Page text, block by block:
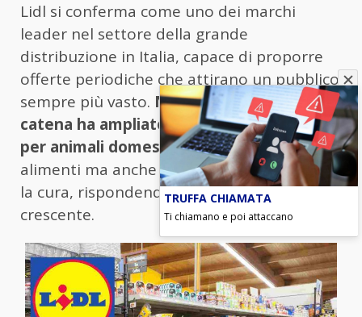
Lidl si conferma come uno dei marchi
leader nel settore della grande
distribuzione in Italia, capace di proporre
offerte periodiche che attirano un pubblico
sempre più vasto. Negli ultimi anni, la
catena ha ampliato la gamma di prodotti
per animali domestici,includendo non solo
alimenti ma anche accessori e prodotti per
la cura, rispondendo così a una domanda
crescente.
TRUFFA CHIAMATA
Ti chiamano e poi attaccano